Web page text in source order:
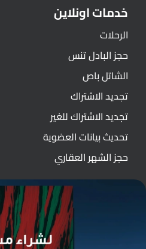
خدمات اونلاين
الرحلات
حجز البادل تنس
الشاتل باص
تجديد الاشتراك
تجديد الاشتراك للغير
تحديث بيانات العضوية
حجز الشهر العقاري